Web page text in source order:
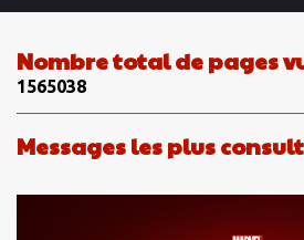
e
t
e
Nombre total de pages
1565038
Messages les plus